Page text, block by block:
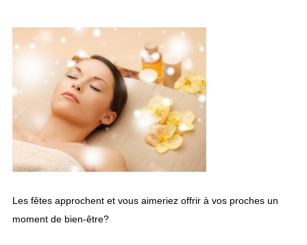
Les fêtes approchent et vous aimeriez offrir à vos proches un
moment de bien-être?